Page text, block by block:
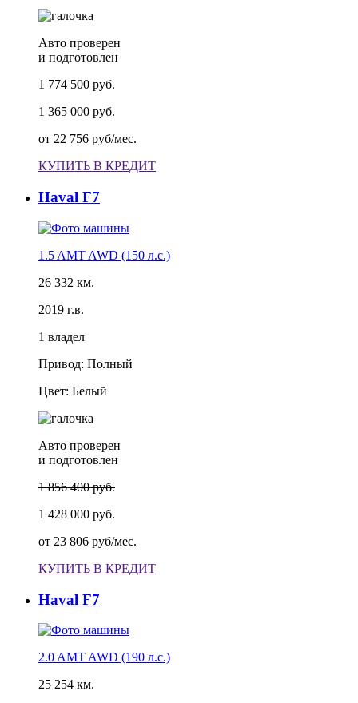
Авто проверен
и подготовлен
1 774 500 руб.
1 365 000 руб.
от 22 756 руб/мес.
КУПИТЬ В КРЕДИТ
Haval F7
1.5 AMT AWD (150 л.с.)
26 332 км.
2019 г.в.
1 владел
Привод: Полный
Цвет: Белый
Авто проверен
и подготовлен
1 856 400 руб.
1 428 000 руб.
от 23 806 руб/мес.
КУПИТЬ В КРЕДИТ
Haval F7
2.0 AMT AWD (190 л.с.)
25 254 км.